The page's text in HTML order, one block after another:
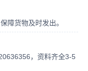
障货物及时发出。
，资料齐全3-5